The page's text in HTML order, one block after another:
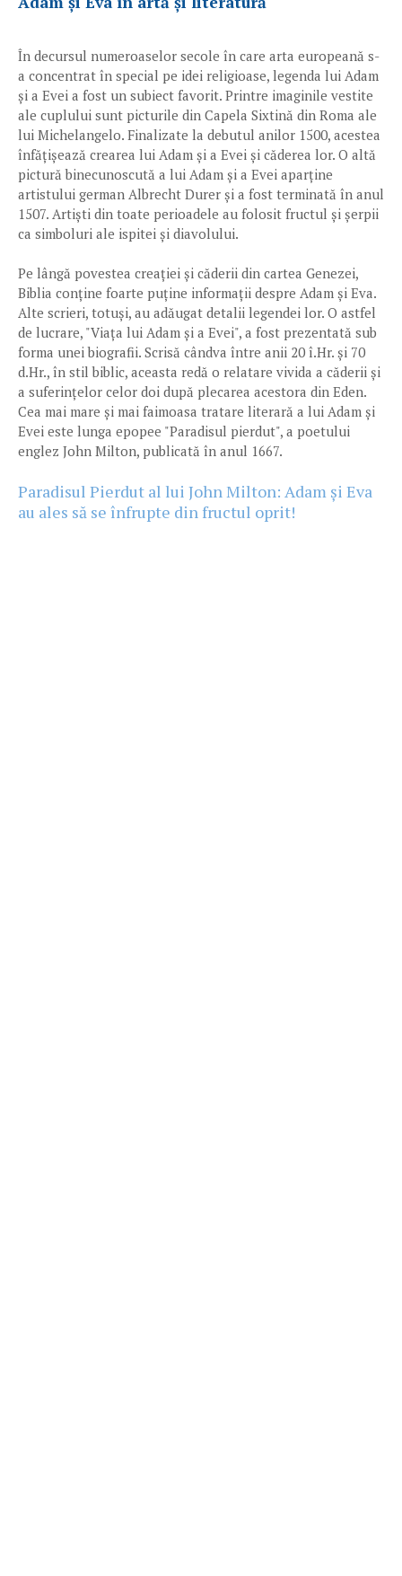
În decursul numeroaselor secole în care arta europeană s-
a concentrat în special pe idei religioase, legenda lui Adam
și a Evei a fost un subiect favorit. Printre imaginile vestite
ale cuplului sunt picturile din Capela Sixtină din Roma ale
lui Michelangelo. Finalizate la debutul anilor 1500, acestea
înfățișează crearea lui Adam și a Evei și căderea lor. O altă
pictură binecunoscută a lui Adam și a Evei aparține
artistului german Albrecht Durer și a fost terminată în anul
1507. Artiști din toate perioadele au folosit fructul și șerpii
ca simboluri ale ispitei și diavolului.
Pe lângă povestea creației și căderii din cartea Genezei,
Biblia conține foarte puține informații despre Adam și Eva.
Alte scrieri, totuși, au adăugat detalii legendei lor. O astfel
de lucrare, "Viața lui Adam și a Evei", a fost prezentată sub
forma unei biografii. Scrisă cândva între anii 20 î.Hr. și 70
d.Hr., în stil biblic, aceasta redă o relatare vivida a căderii și
a suferințelor celor doi după plecarea acestora din Eden.
Cea mai mare și mai faimoasa tratare literară a lui Adam și
Evei este lunga epopee "Paradisul pierdut", a poetului
englez John Milton, publicată în anul 1667.
Paradisul Pierdut al lui John Milton: Adam și Eva
au ales să se înfrupte din fructul oprit!